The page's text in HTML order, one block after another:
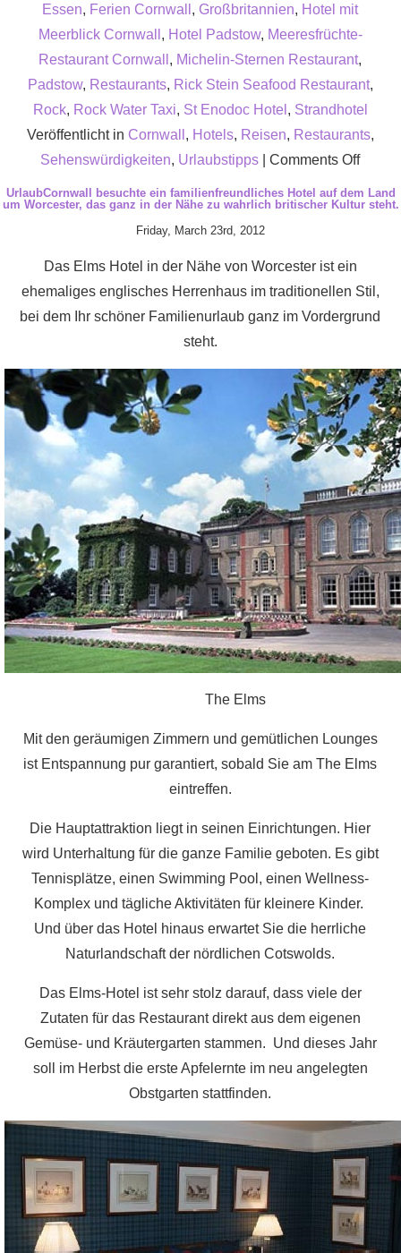
Essen, Ferien Cornwall , Großbritannien, Hotel mit
Meerblick Cornwall , Hotel Padstow, Meeresfrüchte-
Restaurant Cornwall , Michelin-Sternen Restaurant,
Padstow, Restaurants, Rick Stein Seafood Restaurant,
Rock, Rock Water Taxi, St Enodoc Hotel , Strandhotel
Veröffentlicht in Cornwall , Hotels, Reisen, Restaurants,
Sehenswürdigkeiten, Urlaubstipps |Comments Offon
nach
für
den
auf
UrlaubCornwall besuchte ein familienfreundliches Hotel auf dem Land
um Worcester, das ganz in der Nähe zu wahrlich britischer Kultur steht.
Friday, March 23rd, 2012
Das Elms Hotel in der Nähe von Worcester ist ein
ehemaliges englisches Herrenhaus im traditionellen Stil,
bei dem Ihr schöner Familienurlaub ganz im Vordergrund
steht.
The Elms
Mit den geräumigen Zimmern und gemütlichen Lounges
ist Entspannung pur garantiert, sobald Sie am The Elms
eintreffen.
Die Hauptattraktion liegt in seinen Einrichtungen. Hier
wird Unterhaltung für die ganze Familie geboten. Es gibt
Tennisplätze, einen Swimming Pool, einen Wellness-
Komplex und tägliche Aktivitäten für kleinere Kinder.
Und über das Hotel hinaus erwartet Sie die herrliche
Naturlandschaft der nördlichen Cotswolds.
Das Elms-Hotel ist sehr stolz darauf, dass viele der
Zutaten für das Restaurant direkt aus dem eigenen
Gemüse- und Kräutergarten stammen. Und dieses Jahr
soll im Herbst die erste Apfelernte im neu angelegten
Obstgarten stattfinden.